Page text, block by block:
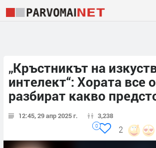
„Кръстникът на
интелект“: Хората все
разбират какво
12:45, 29 апр 2025 г. 3,238
2
0